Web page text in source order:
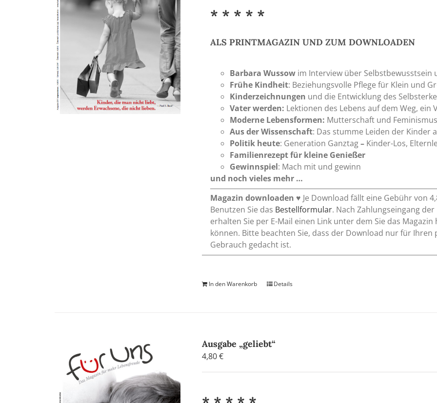
* * * * *
ALS PRINTMAGAZIN UND ZUM DOWNLOADEN
Barbara Wussowim Interview über Selbstbewusstsein
Frühe Kindheit: Beziehungsvolle Pflege für Klein und
Kinderzeichnungen und die Entwicklung des
Vater werden: Lektionen des Lebens auf dem Weg, ein
Moderne Lebensformen: Mutterschaft und Feminismus
Aus der Wissenschaft: Das stumme Leiden der Kinder
Politik heute: Generation Ganztag– Kinder-Los,
Familienrezept für kleine Genießer
Gewinnspiel: Mach mit und gewinn
und noch vieles mehr …
Magazin downloaden ♥ Je Download fällt eine Gebühr von
Benutzen Sie das Bestellformular. Nach Zahlungseingang
erhalten Sie per E-Mail einen Link unter dem Sie das
können. Bitte beachten Sie, dass der Download nur für Ihren
Gebrauch gedacht ist.
In den Warenkorb Details
Ausgabe „geliebt“
4,80€